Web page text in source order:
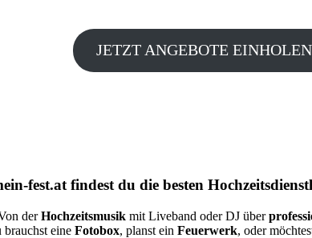
JETZT ANGEBOTE EINHOLEN
fest.atfindest du die besten
derHochzeitsmusikmit Liveband oder DJ über
eine Fotobox, planst ein Feuerwerk, oder